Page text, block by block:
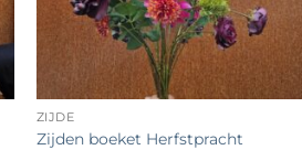
+
ZIJDE
Zijden boeket Herfstpracht